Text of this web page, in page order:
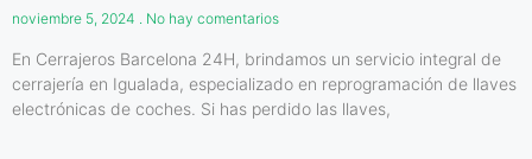
noviembre 5, 2024 No hay comentarios
En Cerrajeros Barcelona 24H, brindamos un servicio integral de
cerrajería en Igualada, especializado en reprogramación de llaves
electrónicas de coches. Si has perdido las llaves,